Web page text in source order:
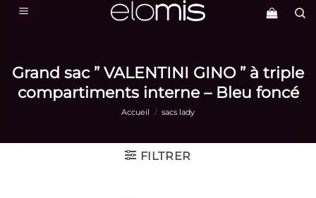
Passer
Grand sac ” VALENTINI GINO ” à triple
compartiments interne – Bleu foncé
Accueil / sacs lady
FILTRER